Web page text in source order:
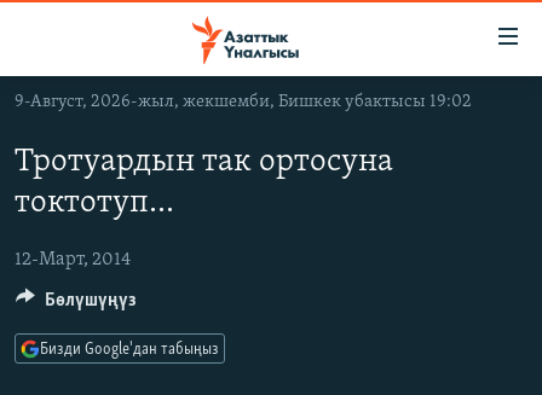
Навигацияга
өтүңүз
Издөөгө
салыңыз
КЫРГЫЗСТАН
КЫРГЫЗСТАН
САЯСАТ
ЭКОНОМИКА
МАДАНИЯТ
ДҮЙНӨ
ДҮЙНӨ
БОРБОР АЗИЯ
УКРАИНА
АТАЙЫН ИЛИКТӨӨ
ТВ ПРОГРАММАЛАР
9-Август, 2026-жыл, жекшемби, Бишкек убактысы 19:02
Тротуардын так ортосуна
токтотуп...
12-Март, 2014
Бөлүшүңүз
Бизди Google'дан табыңыз